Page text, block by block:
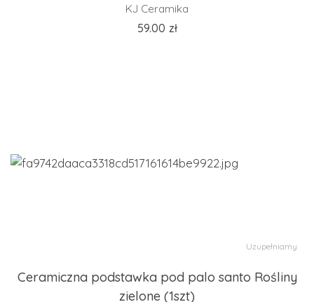
KJ Ceramika
59.00 zł
Uzupełniamy
Ceramiczna podstawka pod palo santo Rośliny
zielone (1szt)